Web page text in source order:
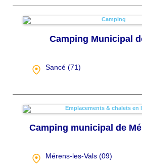
Camping Municipal
Sancé (71)
Camping municipal de
Mérens-les-Vals (09)